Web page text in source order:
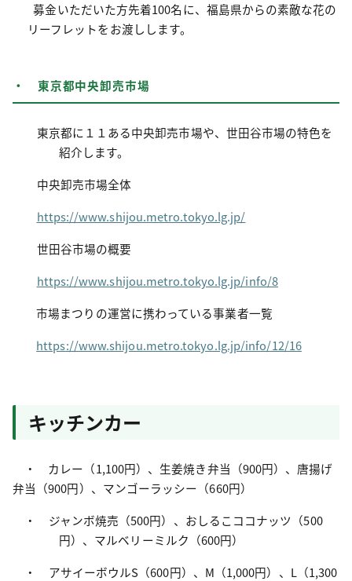
金いただいた方先着100名に、福島県からの素敵な花の
リーフレットをお渡しします。
・ 東京都中央卸売市場
東京都に１１ある中央卸売市場や、世田谷市場の特色を
紹介します。
中央卸売市場全体
https://www.shijou.metro.tokyo.lg.jp/
世田谷市場の概要
https://www.shijou.metro.tokyo.lg.jp/info/8
市場まつりの運営に携わっている事業者一覧
https://www.shijou.metro.tokyo.lg.jp/info/12/16
キッチンカー
・ カレー（1,100円）、生姜焼き弁当（900円）、唐揚げ
弁当（900円）、 マンゴーラッシー（660円）
・ ジャンボ焼売（500円）、おしるこココナッツ（500
円）、マルベリーミルク（600円）
・ アサイーボウルS（600円）、M（1,000円）、L（1,300